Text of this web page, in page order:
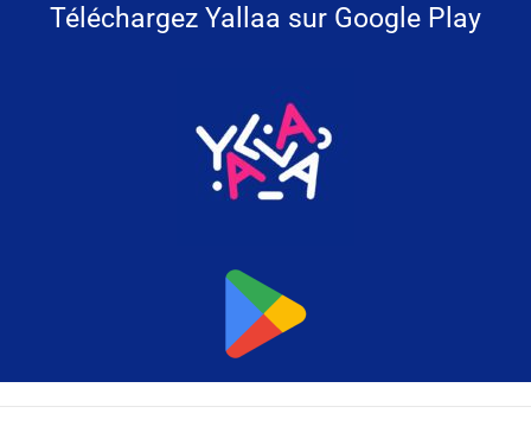
Téléchargez Yallaa sur Google Play